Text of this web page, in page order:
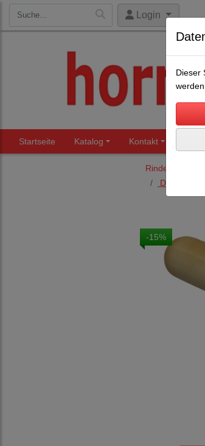
Login
Startseite Katalog Kontakt
Rinderhaltung
Drencher,
-15%
Dieser